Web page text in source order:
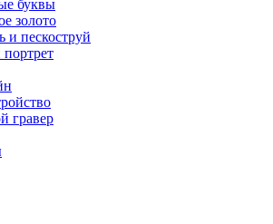
буквы
золото
и пескоструй
гравер